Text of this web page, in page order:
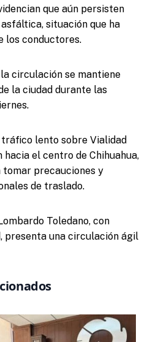
que aún persisten
situación que ha
los conductores.
circulación se mantiene
la ciudad durante las
lento sobre Vialidad
el centro de Chihuahua,
tomar precauciones y
de traslado.
Toledano, con
presenta una circulación ágil